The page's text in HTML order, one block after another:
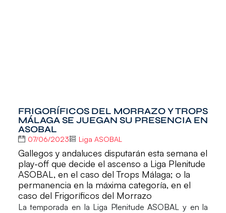
FRIGORÍFICOS DEL MORRAZO Y TROPS
MÁLAGA SE JUEGAN SU PRESENCIA EN
ASOBAL
07/06/2023 Liga ASOBAL
Gallegos y andaluces disputarán esta semana el
play-off que decide el ascenso a Liga Plenitude
ASOBAL, en el caso del Trops Málaga; o la
permanencia en la máxima categoría, en el
caso del Frigoríficos del Morrazo
La temporada en la Liga Plenitude ASOBAL y en la